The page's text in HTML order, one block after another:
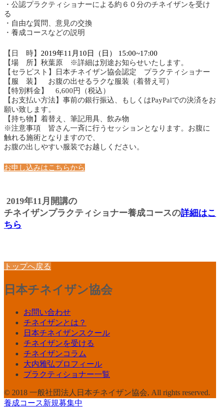
・公認プラクティショナーによる約６０分のチネイザンを受け
る
・自由な質問、意見の交換
・養成コースなどの説明
【日 時】 2019年11月10日（日）
15:00~17:00
【場 所】秋葉原 ※詳細は別途お知らせいたします。
【セラピスト】日本チネイザン協会認定 プラクティショナー
【服 装】 お腹の出せるラクな服装（着替え可）
【特別料金】 6,600円（税込）
【お支払い方法】事前の銀行振込、もしくはPayPalでの決済をお
願い致します。
【持ち物】着替え、筆記用具、飲み物
※注意事項 皆さん一斉に行うセッションとなります。お腹に
触れる施術となりますので、
お腹の出しやすい服装でお越しください。
お申し込みはこちらから
2019年11月開講の
チネイザンプラクティショナー養成コースの詳細はこ
ちら
トップへ戻る
日本チネイザン協会
お問い合わせ
チネイザンとは？
日本チネイザンスクール
チネイザンを受ける
チネイザンコラム
大内雅弘プロフィール
プラクティショナー一覧
© 2018 一般社団法人日本チネイザン協会, All rights reserved.
養成コース新規募集中